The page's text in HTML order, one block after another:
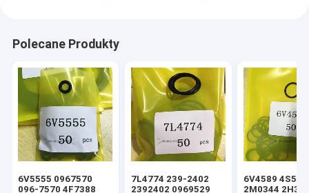
Polecane Produkty
6V5555 0967570
096-7570 4F7388
7L4774 239-2402
2392402 0969529
6V4589
2M0344